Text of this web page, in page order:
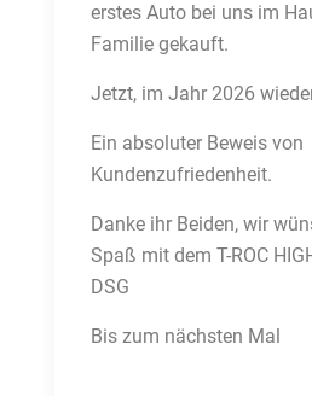
erstes Auto bei uns im
Familie gekauft.
Jetzt, im Jahr 2026
Ein absoluter Beweis von
Kundenzufriedenheit.
Danke ihr Beiden, wir
Spaß mit dem T-ROC
DSG
Bis zum nächsten Mal